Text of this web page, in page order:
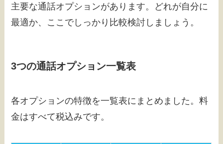
主要な通話オプションがあります。どれが自分に
最適か、ここでしっかり比較検討しましょう。
3つの通話オプション一覧表
各オプションの特徴を一覧表にまとめました。料
金はすべて税込みです。